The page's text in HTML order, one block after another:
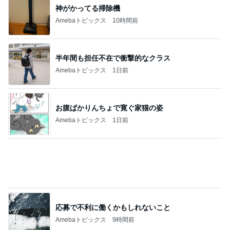
ディオールの崩れにくい新作パウダー
離婚から12年で完済するローン
Amebaトピックス 1日前